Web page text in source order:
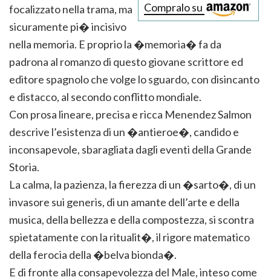
Compralo su
focalizzato nella trama, ma
sicuramente pi� incisivo
nella memoria. E proprio la �memoria� fa da
padrona al romanzo di questo giovane scrittore ed
editore spagnolo che volge lo sguardo, con disincanto
e distacco, al secondo conflitto mondiale.
Con prosa lineare, precisa e ricca Menendez Salmon
descrive l’esistenza di un �antieroe�, candido e
inconsapevole, sbaragliata dagli eventi della Grande
Storia.
La calma, la pazienza, la fierezza di un �sarto�, di un
invasore sui generis, di un amante dell’arte e della
musica, della bellezza e della compostezza, si scontra
spietatamente con la ritualit�, il rigore matematico
della ferocia della �belva bionda�.
E di fronte alla consapevolezza del Male, inteso come